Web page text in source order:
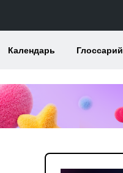
Календарь Глоссарий